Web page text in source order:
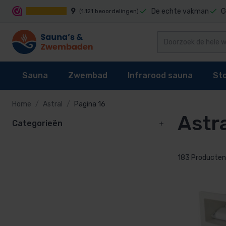
9 (1.121 beoordelingen) De echte vakman
Sauna
Sauna's
Zwembad
Zwembad reiniging
Infrarood sauna
Infrarood sauna cabines
Stoomgenerator
Home Astral Pagina 16
Categorieën
183 Producten